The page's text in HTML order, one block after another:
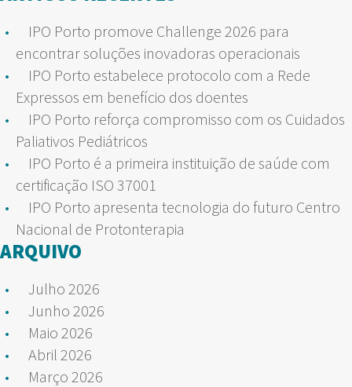
IPO Porto promove Challenge 2026 para
encontrar soluções inovadoras operacionais
IPO Porto estabelece protocolo com a Rede
Expressos em benefício dos doentes
IPO Porto reforça compromisso com os Cuidados
Paliativos Pediátricos
IPO Porto é a primeira instituição de saúde com
certificação ISO 37001
IPO Porto apresenta tecnologia do futuro Centro
Nacional de Protonterapia
ARQUIVO
Julho 2026
Junho 2026
Maio 2026
Abril 2026
Março 2026